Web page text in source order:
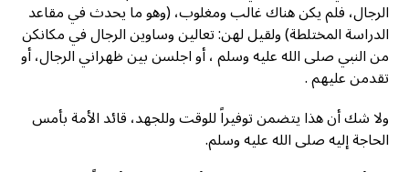
الرجال، فلم يكن هناك غالب ومغلوب، (وهو ما يحدث في مقاعد
الدراسة المختلطة) ولقيل لهن: تعالين وساوين الرجال في مكانكن
من النبي صلى الله عليه وسلم ، أو اجلسن بين ظهراني الرجال، أو
تقدمن عليهم .
ولا شك أن هذا يتضمن توفيراً للوقت وللجهد، قائد الأمة بأمس
الحاجة إليه صلى الله عليه وسلم.